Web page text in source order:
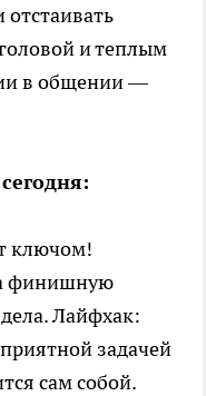
и теплым
в общении —
ключом!
финишную
Лайфхак:
задачей
сам собой.